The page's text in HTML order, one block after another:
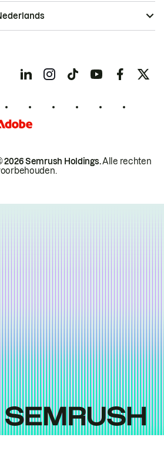
2026 Semrush Holdings.Alle rechten